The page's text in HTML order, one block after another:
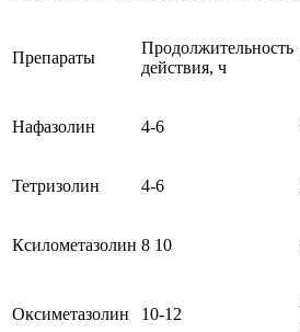
Препараты
Продолжительность
действия, ч
Нафазолин 4-6
Тетризолин 4-6
Ксилометазолин 8 10
Оксиметазолин 10-12